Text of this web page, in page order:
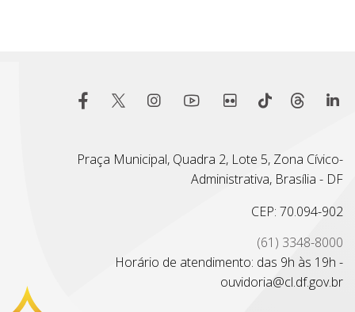
Praça Municipal, Quadra 2, Lote 5, Zona Cívico-
Administrativa, Brasília - DF
CEP: 70.094-902
(61) 3348-8000
Horário de atendimento: das 9h às 19h -
ouvidoria@cl.df.gov.br